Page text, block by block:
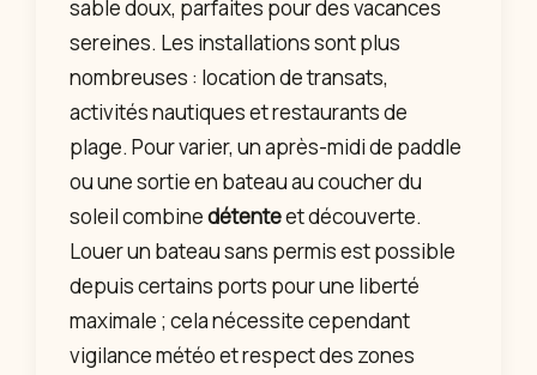
sable doux, parfaites pour des vacances
sereines. Les installations sont plus
nombreuses : location de transats,
activités nautiques et restaurants de
plage. Pour varier, un après-midi de paddle
ou une sortie en bateau au coucher du
soleil combinedétenteet découverte.
Louer un bateau sans permis est possible
depuis certains ports pour une liberté
maximale ; cela nécessite cependant
vigilance météo et respect des zones